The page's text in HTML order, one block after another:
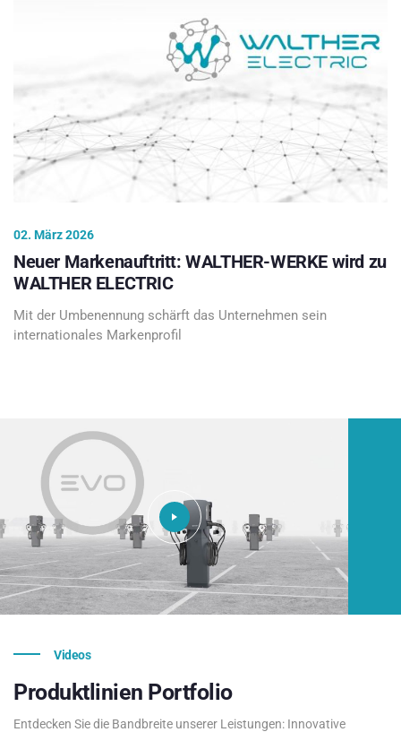
02. März 2026
Neuer Markenauftritt: WALTHER-WERKE wird zu
WALTHER ELECTRIC
Mit der Umbenennung schärft das Unternehmen sein
internationales Markenprofil
Videos
Produktlinien Portfolio
Entdecken Sie die Bandbreite unserer Leistungen: Innovative